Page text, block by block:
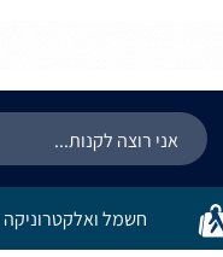
חשמל ואלקטרוניקה